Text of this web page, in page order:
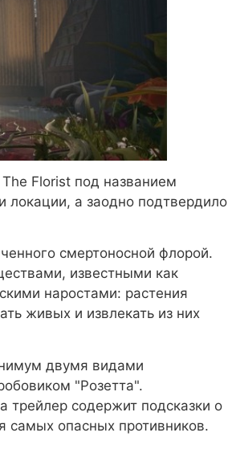
Florist под названием
локации, а заодно подтвердило
смертоносной флорой.
известными как
наростами: растения
живых и извлекать из них
двумя видами
"Розетта".
трейлер содержит подсказки о
самых опасных противников.